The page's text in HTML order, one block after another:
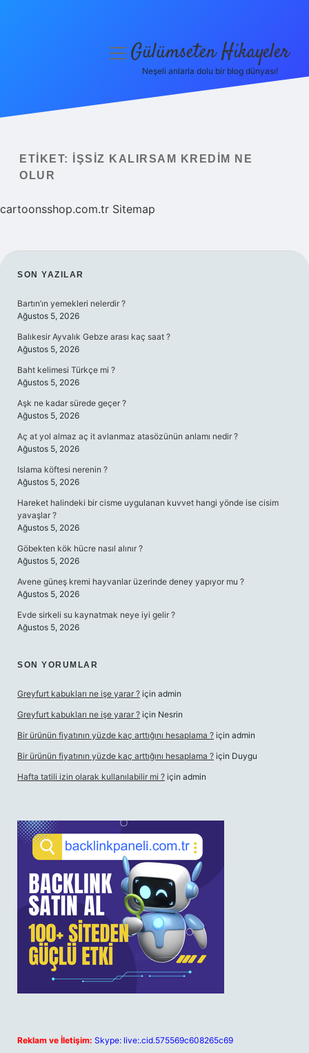
Yasal Uyarı
menüyüGülümseten Hikayeler
Neşeli anlarla dolu bir blog dünyası!
ETIKET:
İŞSIZ KALIRSAM KREDIM NE
OLUR
cartoonsshop.com.tr Sitemap
SIDEBAR
SON YAZILAR
Bartın’ın yemekleri nelerdir ?
Ağustos 5, 2026
Balıkesir Ayvalık Gebze arası kaç saat ?
Ağustos 5, 2026
Baht kelimesi Türkçe mi ?
Ağustos 5, 2026
Aşk ne kadar sürede geçer ?
Ağustos 5, 2026
Aç at yol almaz aç it avlanmaz atasözünün anlamı nedir ?
Ağustos 5, 2026
Islama köftesi nerenin ?
Ağustos 5, 2026
Hareket halindeki bir cisme uygulanan kuvvet hangi yönde ise cisim
yavaşlar ?
Ağustos 5, 2026
Göbekten kök hücre nasıl alınır ?
Ağustos 5, 2026
Avene güneş kremi hayvanlar üzerinde deney yapıyor mu ?
Ağustos 5, 2026
Evde sirkeli su kaynatmak neye iyi gelir ?
Ağustos 5, 2026
SON YORUMLAR
Greyfurt kabukları ne işe yarar ? için admin
Greyfurt kabukları ne işe yarar ? için Nesrin
Bir ürünün fiyatının yüzde kaç arttığını hesaplama ? için admin
Bir ürünün fiyatının yüzde kaç arttığını hesaplama ? için Duygu
Hafta tatili izin olarak kullanılabilir mi ? için admin
Reklam ve İletişim: Skype: live:.cid.575569c608265c69